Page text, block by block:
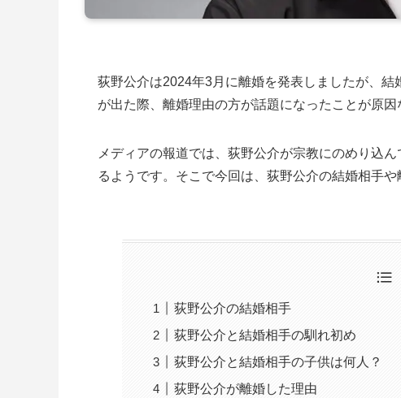
荻野公介は2024年3月に離婚を発表しましたが、
が出た際、離婚理由の方が話題になったことが原因
メディアの報道では、荻野公介が宗教にのめり込
るようです。そこで今回は、荻野公介の結婚相手
荻野公介の結婚相手
荻野公介と結婚相手の馴れ初め
荻野公介と結婚相手の子供は何人？
荻野公介が離婚した理由